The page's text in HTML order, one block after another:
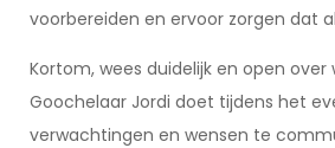
voorbereiden en ervoor zorgen dat
Kortom, wees duidelijk en open
Goochelaar Jordi doet tijdens het
verwachtingen en wensen te